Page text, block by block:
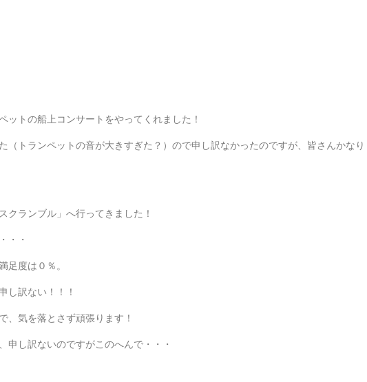
ットの船上コンサートをやってくれました！
（トランペットの音が大きすぎた？）ので申し訳なかったのですが、皆さんかなり
クランブル」へ行ってきました！
・・
足度は０％。
し訳ない！！！
、気を落とさず頑張ります！
申し訳ないのですがこのへんで・・・